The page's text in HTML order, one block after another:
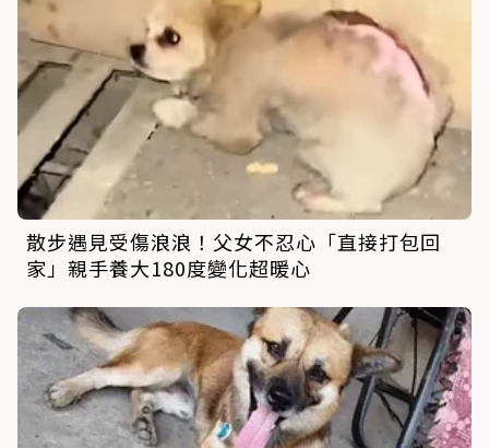
散步遇見受傷浪浪！父女不忍心「直接打包回
家」親手養大180度變化超暖心